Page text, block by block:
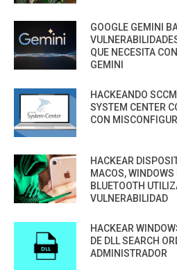
GOOGLE GEMINI
QUE NECESITA
GEMINI
HACKEANDO
SYSTEM CENTER
CON
HACKEAR
MACOS, WINDOWS
BLUETOOTH
VULNERABILIDAD
HACKEAR
DE DLL SEARCH
ADMINISTRADOR